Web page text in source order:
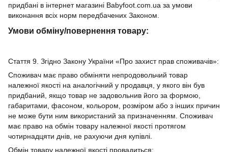
придбані в інтернет магазині Babyfoot.com.ua за умови
виконання всіх норм передбачених Законом.
Умови обміну/повернення товару:
Стаття 9. Згідно Закону України «Про захист прав споживачів»:
Споживач має право обміняти непродовольчий товар
належної якості на аналогічний у продавця, у якого він був
придбаний, якщо товар не задовольнив його за формою,
габаритами, фасоном, кольором, розміром або з інших причин
не може бути ним використаний за призначенням. Споживач
має право на обмін товару належної якості протягом
чотирнадцяти днів, не рахуючи дня купівлі.
Обмін товару належної якості провадиться: